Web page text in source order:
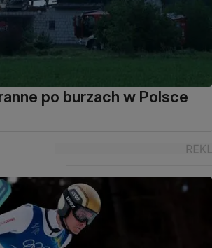
po burzach w Polsce